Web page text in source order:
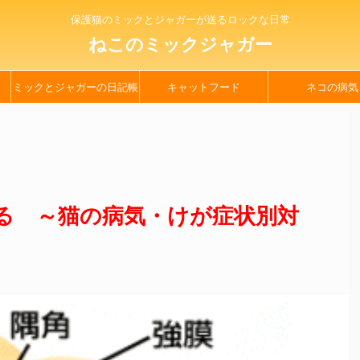
保護猫のミックとジャガーが送るロックな日常
ねこのミックジャガー
ミックとジャガーの日記帳 キャットフード ネコの病気
～猫の病気・けが症状別対